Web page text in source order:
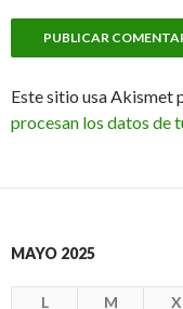
Este sitio usa Akismet
procesan los datos de
MAYO 2025
L M X